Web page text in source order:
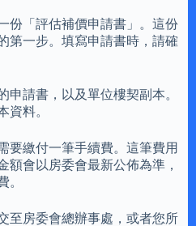
份「評估補價申請書」。這份
第一步。填寫申請書時，請確
申請書，以及單位樓契副本。
資料。
要繳付一筆手續費。這筆費用
額會以房委會最新公佈為準，
。
至房委會總辦事處，或者您所